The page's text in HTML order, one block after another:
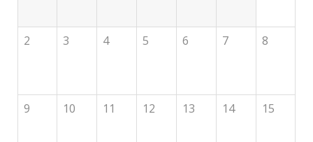
2 3 4 5 6 7 8
9 10 11 12 13 14 15